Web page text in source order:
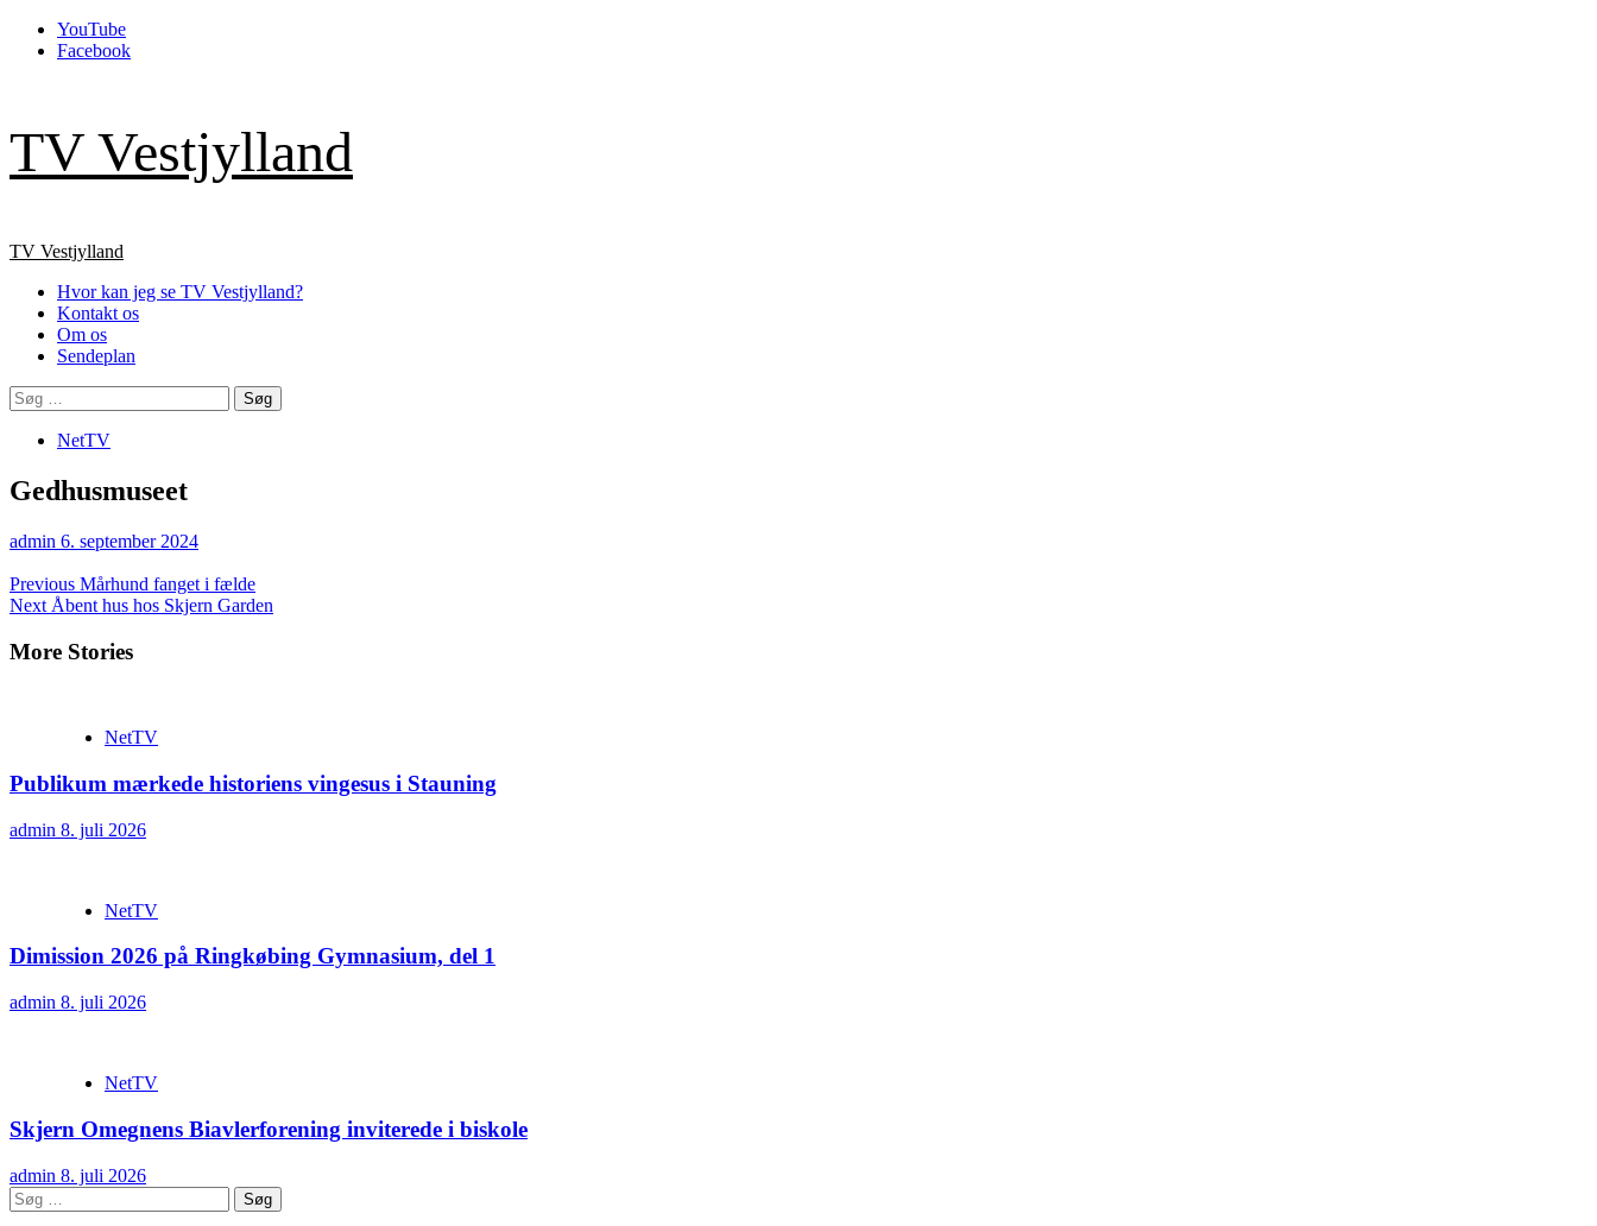
Skip
YouTube
Facebook
TV Vestjylland
Primary
TV Vestjylland
Hvor kan jeg se TV Vestjylland?
Kontakt os
Om os
Sendeplan
Søg
efter:
NetTV
Gedhusmuseet
admin 6. september 2024
Continue
Reading
Previous Mårhund fanget i fælde
Next Åbent hus hos Skjern Garden
More Stories
NetTV
Publikum mærkede historiens vingesus i Stauning
admin 8. juli 2026
NetTV
Dimission 2026 på Ringkøbing Gymnasium, del 1
admin 8. juli 2026
NetTV
Skjern Omegnens Biavlerforening inviterede i biskole
admin 8. juli 2026
Søg
efter: